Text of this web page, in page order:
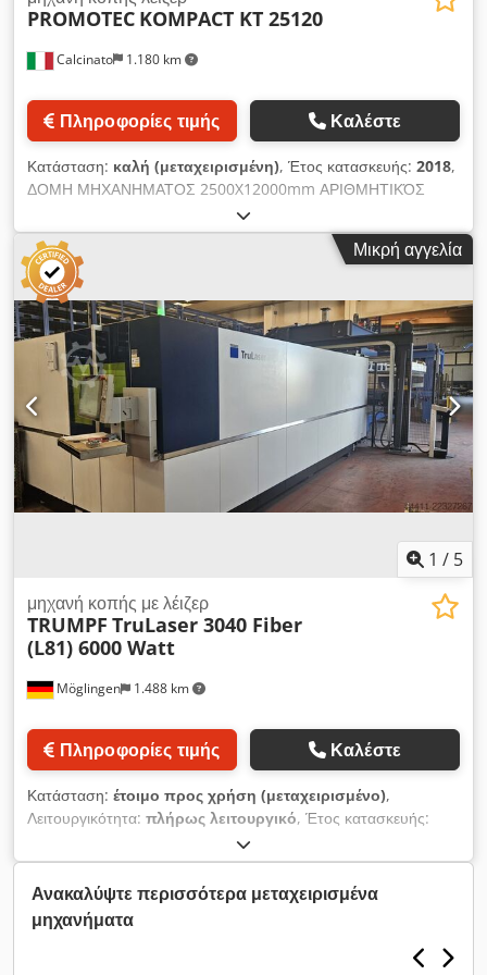
Calcinato 1.180 km
PROMOTEC KOMPACT KT 25120
Πληροφορίες τιμής Καλέστε
Κατάσταση: καλή (μεταχειρισμένη), Έτος κατασκευής: 2018,
ΔΟΜΗ ΜΗΧΑΝΗΜΑΤΟΣ 2500X12000mm ΑΡΙΘΜΗΤΙΚΌΣ
ΈΛΕΓΧΟΣ HEXA GV500 ΕΛΕΓΧΟΣ ΥΨΟΥΣ ΚΕΦΑΛΉ
ΠΛΆΣΜΑΤΟΣ ISO30 6 ΕΡΓΑΛΕΊΩΝ ΜΗΧΑΝΉ ΔΙΆΤΡΗΣΗΣ
REVOLVER ΠΕΡΙΛΑΜΒΑΝΟΝΤΑΙ: ΓΕΝΝΉΤΡΙΑ HYPERTHERM
400A Codpsq Abwpjfx Acljrf ΕΓΓΎΗΣΗ 6 ΜΗΝΏΝ
Μικρή αγγελία
1 / 5
Möglingen 1.488 km
μηχανή κοπής με λέιζερ
TRUMPF TruLaser 3040 Fiber
(L81) 6000 Watt
Πληροφορίες τιμής Καλέστε
Κατάσταση: έτοιμο προς χρήση (μεταχειρισμένο),
Λειτουργικότητα: πλήρως λειτουργικό, Έτος κατασκευής:
, Μηχανή κοπής με λέιζερ CNC
TruLaser 3040 Fiber (L81) 6000 Watt X Μέγιστη περιοχή
εργασίας: 4000 mm Y Μέγιστη περιοχή εργασίας: 2000 mm Z
Μέγιστη περιοχή εργασίας: 115 mm Σύστημα ελέγχου:
Siemens Sinumerik 840D SL Ισχύς λέιζερ: 6000 Watt Ώρες
λειτουργίας: 18581 ώρες Ώρες λειτουργίας της δέσμης λέιζερ:
Ανακαλύψτε περισσότερα μεταχειρισμένα
μηχανήματα